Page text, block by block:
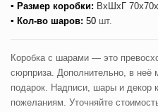
▪ Размер коробки: ВxШxГ
▪ Кол-во шаров: 50 шт.
Коробка с шарами — это
сюрприза. Дополнительно, в неё
подарок. Надписи, шары и декор
пожеланиям. Уточняйте